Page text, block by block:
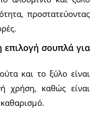
προστατεύοντας
επιλογή σουπλά για
και το ξύλο είναι
χρήση, καθώς είναι